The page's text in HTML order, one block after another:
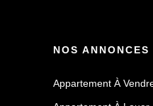
NOS ANNONCES
Appartement À